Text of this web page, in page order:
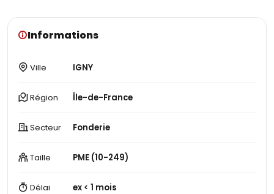
Informations
Ville IGNY
Région Île-de-France
Secteur Fonderie
Taille PME (10-249)
Délai ex < 1 mois